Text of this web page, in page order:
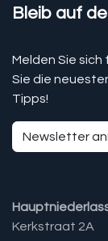
Bleib auf
Melden Sie
Sie die
Tipps!
Newsletter
Kerkstraat 2A